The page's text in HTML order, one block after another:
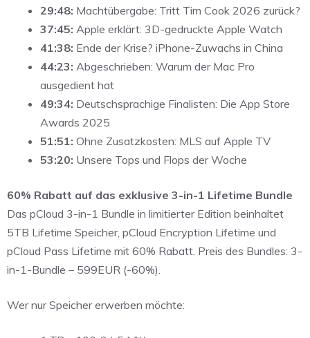
29:48: Machtübergabe: Tritt Tim Cook 2026 zurück?
37:45: Apple erklärt: 3D-gedruckte Apple Watch
41:38: Ende der Krise? iPhone-Zuwachs in China
44:23: Abgeschrieben: Warum der Mac Pro
ausgedient hat
49:34: Deutschsprachige Finalisten: Die App Store
Awards 2025
51:51: Ohne Zusatzkosten: MLS auf Apple TV
53:20: Unsere Tops und Flops der Woche
60% Rabatt auf das exklusive 3-in-1 Lifetime Bundle
Das pCloud 3-in-1 Bundle in limitierter Edition beinhaltet
5TB Lifetime Speicher, pCloud Encryption Lifetime und
pCloud Pass Lifetime mit 60% Rabatt. Preis des Bundles: 3-
in-1-Bundle – 599EUR (-60%).
Wer nur Speicher erwerben möchte: